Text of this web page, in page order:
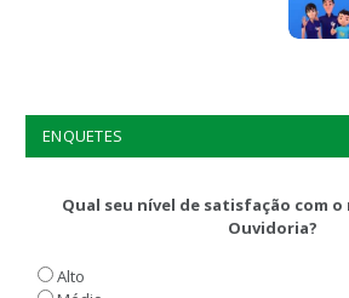
ENQUETES
Qual seu nível de satisfação com o
Ouvidoria?
Alto